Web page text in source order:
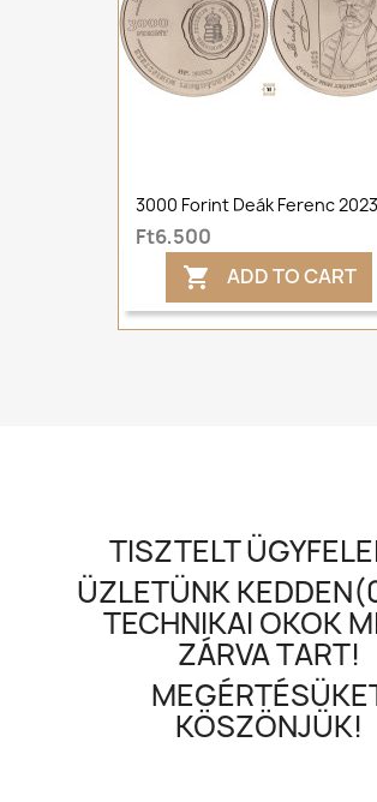
3000 Forint Deák Ferenc
Ft6,500
 ADD TO CART
TISZTELT
ÜZLETÜNK
TECHNIKAI OKOK
ZÁRVA TART!
KÖSZÖNJÜK!